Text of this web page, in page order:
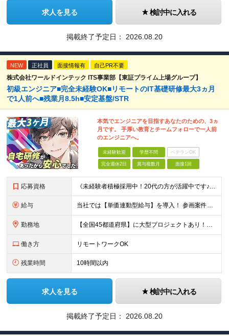
求人を見る 検討中に入れる
掲載終了予定日： 2026.08.20
NEW 正社員 面接情報有 自己PR不要
株式会社ワールドインテック ITS事業部【東証プライム上場グループ】
初級エンジニア■完全未経験OK■リモートのIT基礎研修最大3ヵ月
で1人前へ■残業月8.5h■安定基盤/STR
本気でエンジニアを目指すあなたのための、3ヵ
月です。 手厚い教育とチームフォローで一人前
のエンジニアへ。
未経験歓迎 学歴不問 ベテランOK
完全週休2日 賞与複数月 面接1回
応募資格 《未経験者積極採用中！20代の方が活躍中です♪》 ◎約4割が実務未経験入社！ ■学歴・職歴は一切問いません！ ■第二新卒の方もお気軽にご相談ください♪ ■入社してから数年は、転勤の可能性があります
給与 当社では【単価連動型給与】を導入！ 参画案件の契約単価に連動して給与が決定。 還元率は単価の【70％～80％】と東証プライム上場グループとして高水準です！（社会保険料・教育コスト含む） ■関東：月給
勤務地 【全国45都道府県】に大型プロジェクトあり！※ 四国・沖縄を除く 主要勤務地： 北海道/宮城県/栃木県/埼玉県/千葉県/東京都/神奈川県/愛知県/大阪府/京都府/兵庫県/広島県/福岡県/熊本県 ※勤
働き方 リモートワークOK
残業時間 10時間以内
求人を見る 検討中に入れる
掲載終了予定日： 2026.08.20